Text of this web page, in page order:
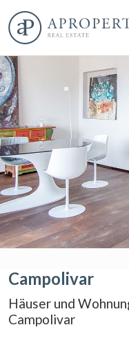
Campolivar
Häuser und
Campolivar